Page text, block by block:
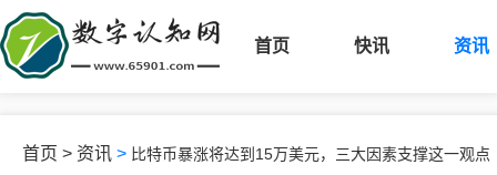
首页 快讯 资讯
首页 > 资讯 > 比特币暴涨将达到15万美元，三大因素支撑这一观点